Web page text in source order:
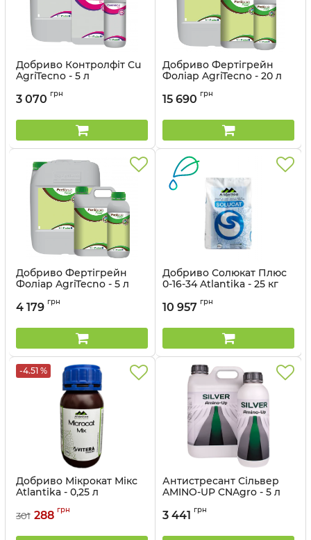
Добриво Контролфіт Cu
AgriTecno - 5 л
3 070 грн
Добриво Фертігрейн
Фоліар AgriTecno - 20 л
15 690 грн
Добриво Фертігрейн
Фоліар AgriTecno - 5 л
4 179 грн
Добриво Солюкат Плюс
0-16-34 Atlantika - 25 кг
10 957 грн
-4.51 %
Добриво Мікрокат Мікс
Atlantika - 0,25 л
301 288 грн
Антистресант Сільвер
AMINO-UP CNAgro - 5 л
3 441 грн